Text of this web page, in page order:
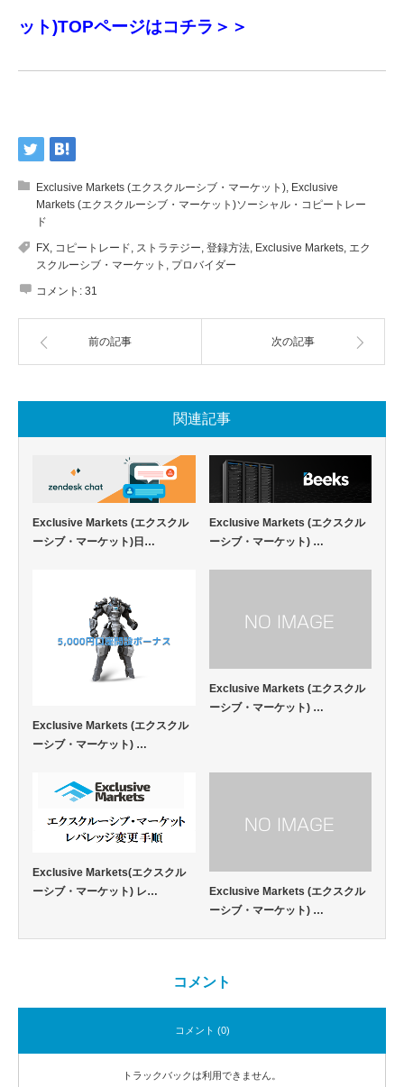
ット)TOPページはコチラ＞＞
Exclusive Markets (エクスクルーシブ・マーケット), Exclusive
Markets (エクスクルーシブ・マーケット)ソーシャル・コピートレー
ド
FX, コピートレード, ストラテジー, 登録方法, Exclusive Markets, エク
スクルーシブ・マーケット , プロバイダー
コメント: 31
前の記事 次の記事
関連記事
Exclusive Markets (エクスクル
ーシブ・マーケット)日…
Exclusive Markets (エクスクル
ーシブ・マーケット) …
Exclusive Markets (エクスクル
ーシブ・マーケット) …
Exclusive Markets (エクスクル
ーシブ・マーケット) …
Exclusive Markets(エクスクル
ーシブ・マーケット) レ…
Exclusive Markets (エクスクル
ーシブ・マーケット) …
コメント
コメント (0)
トラックバックは利用できません。